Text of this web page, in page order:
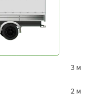
3 м
2 м